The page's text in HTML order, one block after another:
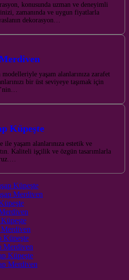
konusunda uzman ve deneyimli
zamanında ve uygun fiyatlarla
dekorasyon…
yaşam alanlarınıza zarafet
bir üst seviyeye taşımak için
Küpeşte
yaşam alanlarınıza estetik ve
Kaliteli işçilik ve özgün tasarımlarla
Küpeşte
Merdiven
Küpeşte
Merdiven
Küpeşte
Merdiven